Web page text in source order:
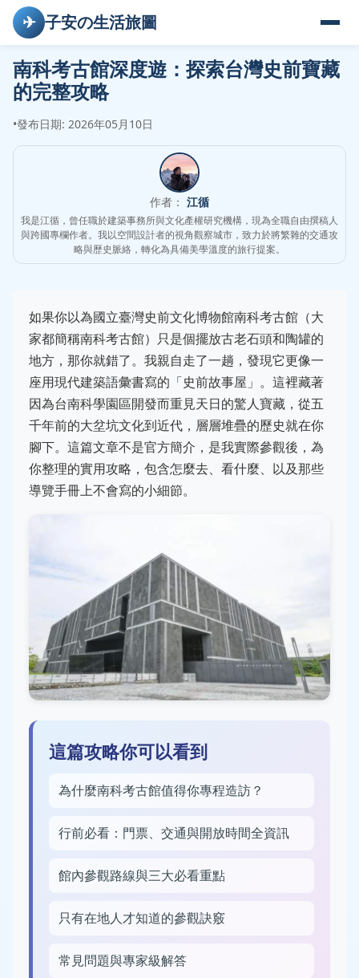
✈ 子安の生活旅圖
南科考古館深度遊：探索台灣史前寶藏
的完整攻略
•發布日期: 2026年05月10日
作者： 江循
我是江循，曾任職於建築事務所與文化產權研究機構，現為全職自由撰稿人
與跨國專欄作者。我以空間設計者的視角觀察城市，致力於將繁雜的交通攻
略與歷史脈絡，轉化為具備美學溫度的旅行提案。
如果你以為國立臺灣史前文化博物館南科考古館（大
家都簡稱南科考古館）只是個擺放古老石頭和陶罐的
地方，那你就錯了。我親自走了一趟，發現它更像一
座用現代建築語彙書寫的「史前故事屋」。這裡藏著
因為台南科學園區開發而重見天日的驚人寶藏，從五
千年前的大坌坑文化到近代，層層堆疊的歷史就在你
腳下。這篇文章不是官方簡介，是我實際參觀後，為
你整理的實用攻略，包含怎麼去、看什麼、以及那些
導覽手冊上不會寫的小細節。
這篇攻略你可以看到
為什麼南科考古館值得你專程造訪？
行前必看：門票、交通與開放時間全資訊
館內參觀路線與三大必看重點
只有在地人才知道的參觀訣竅
常見問題與專家級解答